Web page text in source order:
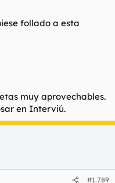
follado a esta
muy aprovechables.
en Interviú.
#1.789